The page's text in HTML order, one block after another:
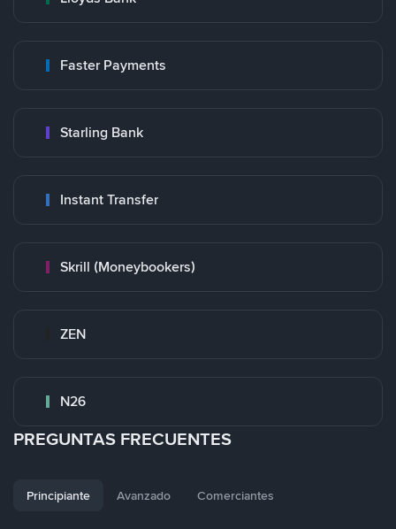
Faster Payments
Starling Bank
Instant Transfer
Skrill (Moneybookers)
ZEN
N26
PREGUNTAS FRECUENTES
Principiante Avanzado Comerciantes